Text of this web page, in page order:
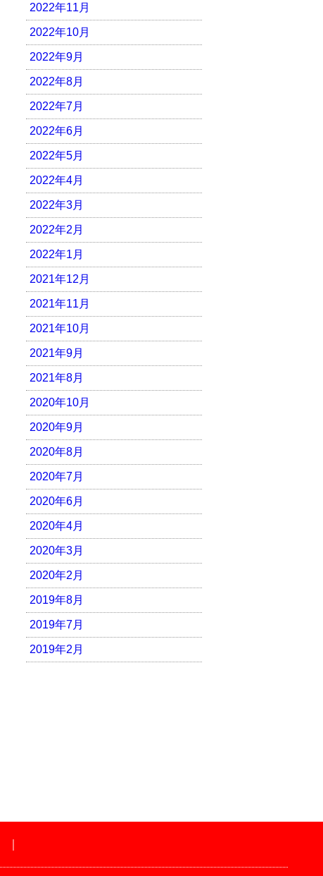
2022年11月
2022年10月
2022年9月
2022年8月
2022年7月
2022年6月
2022年5月
2022年4月
2022年3月
2022年2月
2022年1月
2021年12月
2021年11月
2021年10月
2021年9月
2021年8月
2020年10月
2020年9月
2020年8月
2020年7月
2020年6月
2020年4月
2020年3月
2020年2月
2019年8月
2019年7月
2019年2月